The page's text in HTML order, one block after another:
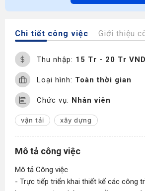
Chi tiết công việc Giới thiệu
Thu nhập: 15 Tr - 20 Tr VND
Loại hình: Toàn thời gian
Chức vụ: Nhân viên
vận tải xây dựng
Mô tả công việc
Mô tả Công việc
- Trực tiếp triển khai thiết kế các công